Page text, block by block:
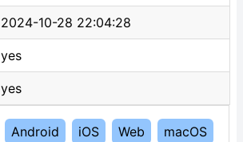
2024-10-28 22:04:28
yes
yes
Android iOS Web macOS